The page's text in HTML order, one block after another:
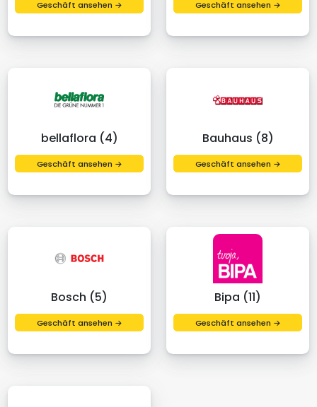
Geschäft ansehen → Geschäft ansehen →
bellaflora (4)
Geschäft ansehen →
Bauhaus (8)
Geschäft ansehen →
Bosch (5)
Geschäft ansehen →
Bipa (11)
Geschäft ansehen →